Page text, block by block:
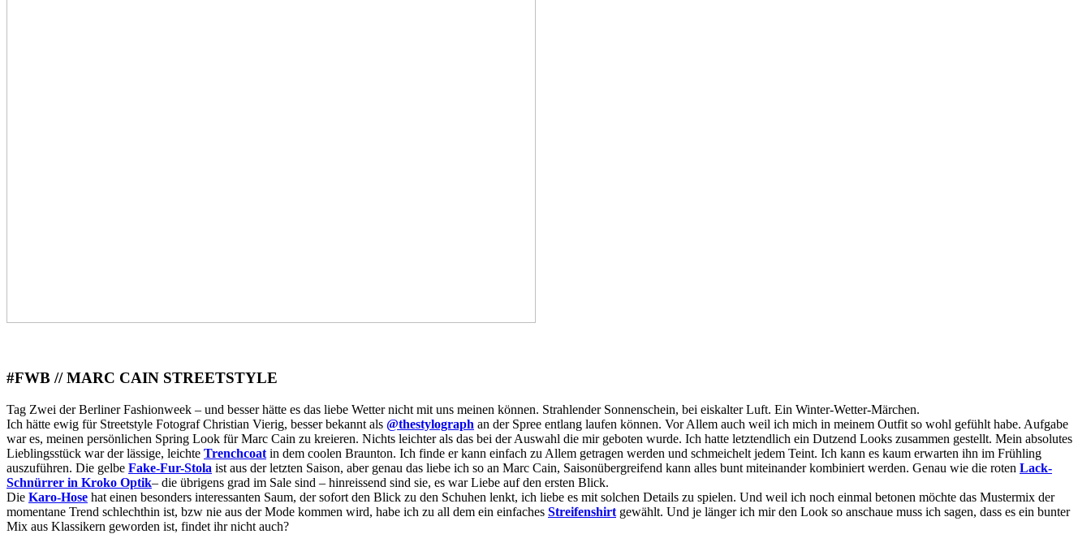
#FWB // MARC CAIN STREETSTYLE
Tag Zwei der Berliner Fashionweek – und besser hätte es das liebe Wetter nicht mit uns meinen können. Strahlender Sonnenschein, bei eiskalter Luft. Ein Winter-Wetter-Märchen.
Ich hätte ewig für Streetstyle Fotograf Christian Vierig, besser bekannt als @thestylograph an der Spree entlang laufen können. Vor Allem auch weil ich mich in meinem Outfit so wohl gefühlt habe. Aufgabe
war es, meinen persönlichen Spring Look für Marc Cain zu kreieren. Nichts leichter als das bei der Auswahl die mir geboten wurde. Ich hatte letztendlich ein Dutzend Looks zusammen gestellt. Mein absolutes
Lieblingsstück war der lässige, leichte Trenchcoat in dem coolen Braunton. Ich finde er kann einfach zu Allem getragen werden und schmeichelt jedem Teint. Ich kann es kaum erwarten ihn im Frühling
auszuführen. Die gelbe Fake-Fur-Stola ist aus der letzten Saison, aber genau das liebe ich so an Marc Cain, Saisonübergreifend kann alles bunt miteinander kombiniert werden. Genau wie die roten Lack-
Schnürrer in Kroko Optik– die übrigens grad im Sale sind – hinreissend sind sie, es war Liebe auf den ersten Blick.
Die Karo-Hose hat einen besonders interessanten Saum, der sofort den Blick zu den Schuhen lenkt, ich liebe es mit solchen Details zu spielen. Und weil ich noch einmal betonen möchte das Mustermix der
momentane Trend schlechthin ist, bzw nie aus der Mode kommen wird, habe ich zu all dem ein einfaches Streifenshirt gewählt. Und je länger ich mir den Look so anschaue muss ich sagen, dass es ein bunter
Mix aus Klassikern geworden ist, findet ihr nicht auch?